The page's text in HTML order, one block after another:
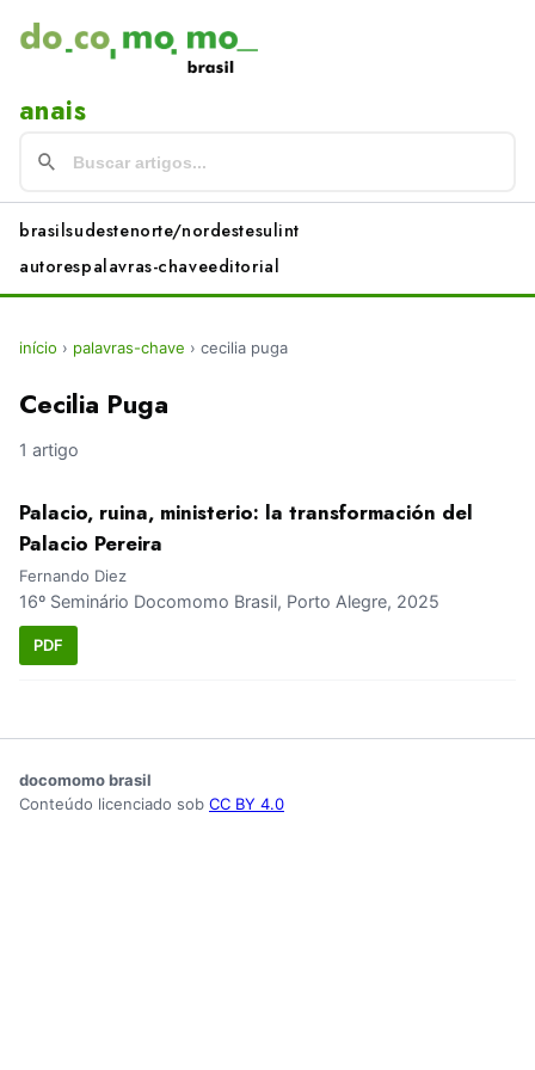
anais
brasilsudestenorte/nordestesulint
autorespalavras-chaveeditorial
início › palavras-chave › cecilia puga
Cecilia Puga
1 artigo
Palacio, ruina, ministerio: la transformación del
Palacio Pereira
Fernando Diez
16º Seminário Docomomo Brasil, Porto Alegre, 2025
PDF
docomomo brasil
Conteúdo licenciado sob CC BY 4.0